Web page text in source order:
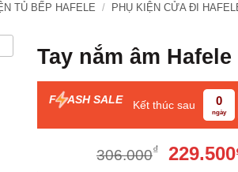
TỦ BẾP HAFELE / PHỤ KIỆN CỬA ĐI
Tay nắm âm Hafele
F ASH SALE Kết thúc sau 0
ngày
306.000₫
Giá
229.500